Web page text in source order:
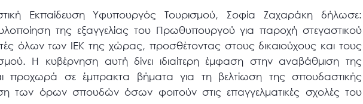
Εκπαίδευση Υφυπουργός Τουρισμού, Σοφία Ζαχαράκη δήλωσε:
της εξαγγελίας του Πρωθυπουργού για παροχή στεγαστικού
όλων των ΙΕΚ της χώρας, προσθέτοντας στους δικαιούχους και τους
Η κυβέρνηση αυτή δίνει ιδιαίτερη έμφαση στην αναβάθμιση της
προχωρά σε έμπρακτα βήματα για τη βελτίωση της σπουδαστικής
των όρων σπουδών όσων φοιτούν στις επαγγελματικές σχολές του